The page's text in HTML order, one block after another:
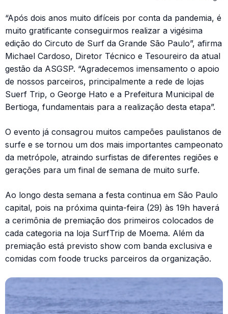
“Após dois anos muito difíceis por conta da pandemia, é
muito gratificante conseguirmos realizar a vigésima
edição do Circuto de Surf da Grande São Paulo”, afirma
Michael Cardoso, Diretor Técnico e Tesoureiro da atual
gestão da ASGSP. “Agradecemos imensamento o apoio
de nossos parceiros, principalmente a rede de lojas
Suerf Trip, o George Hato e a Prefeitura Municipal de
Bertioga, fundamentais para a realização desta etapa”.
O evento já consagrou muitos campeões paulistanos de
surfe e se tornou um dos mais importantes campeonato
da metrópole, atraindo surfistas de diferentes regiões e
gerações para um final de semana de muito surfe.
Ao longo desta semana a festa continua em São Paulo
capital, pois na próxima quinta-feira (29) às 19h haverá
a cerimônia de premiação dos primeiros colocados de
cada categoria na loja SurfTrip de Moema. Além da
premiação está previsto show com banda exclusiva e
comidas com foode trucks parceiros da organização.